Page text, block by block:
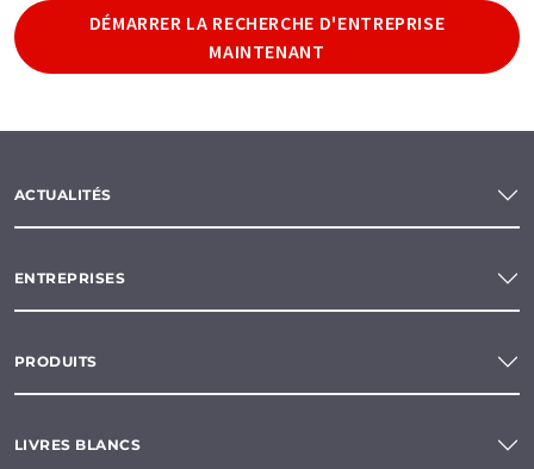
DÉMARRER LA RECHERCHE D'ENTREPRISE
MAINTENANT
ACTUALITÉS
ENTREPRISES
PRODUITS
LIVRES BLANCS